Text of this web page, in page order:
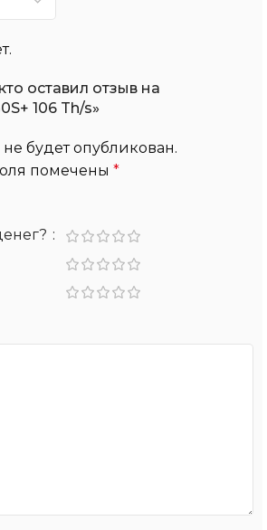
оставил отзыв на
106 Th/s»
будет опубликован.
помечены *